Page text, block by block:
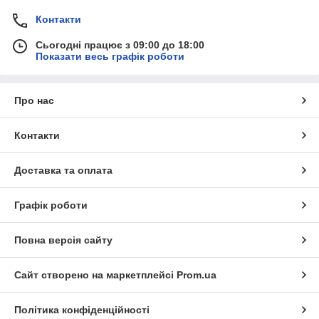
Контакти
Сьогодні працює з 09:00 до 18:00
Показати весь графік роботи
Про нас
Контакти
Доставка та оплата
Графік роботи
Повна версія сайту
Сайт створено на маркетплейсі Prom.ua
Політика конфіденційності